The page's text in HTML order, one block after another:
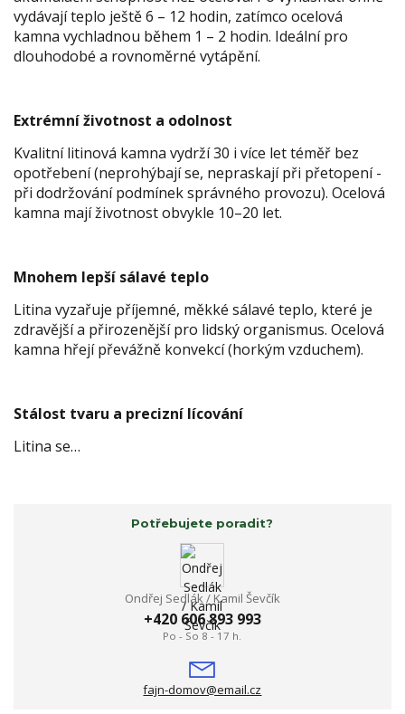
vydávají teplo ještě 6 – 12 hodin, zatímco ocelová
kamna vychladnou během 1 – 2 hodin. Ideální pro
dlouhodobé a rovnoměrné vytápění.
Extrémní životnost a odolnost
Kvalitní litinová kamna vydrží 30 i více let téměř bez
opotřebení (neprohýbají se, nepraskají při přetopení -
při dodržování podmínek správného provozu). Ocelová
kamna mají životnost obvykle 10–20 let.
Mnohem lepší sálavé teplo
Litina vyzařuje příjemné, měkké sálavé teplo, které je
zdravější a přirozenější pro lidský organismus. Ocelová
kamna hřejí převážně konvekcí (horkým vzduchem).
Stálost tvaru a precizní lícování
Litina se…
Potřebujete poradit?
Ondřej Sedlák / Kamil Ševčík
+420 606 893 993
Po - So 8 - 17 h.
fajn-domov@email.cz